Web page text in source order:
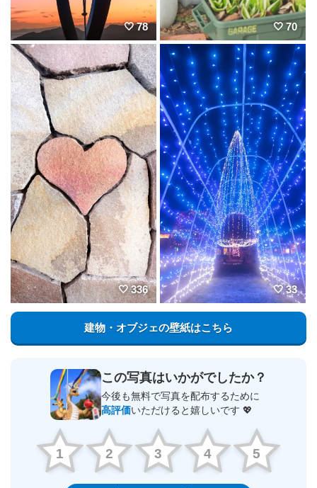
78 70
336 33
建物・オブジェの壁紙はこちら
この写真はいかがでしたか？
今後も無料で写真を配布するために
高評価いただけると嬉しいです 💖
1 2 3 4 5